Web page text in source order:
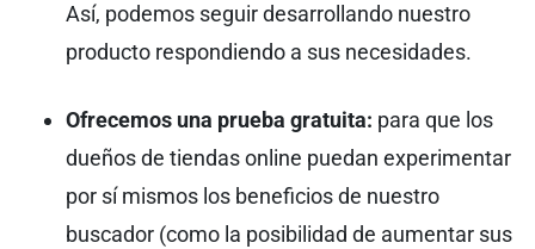
Así, podemos seguir desarrollando nuestro
producto respondiendo a sus necesidades.
Ofrecemos una prueba gratuita: para que los
dueños de tiendas online puedan experimentar
por sí mismos los beneficios de nuestro
buscador (como la posibilidad de aumentar sus